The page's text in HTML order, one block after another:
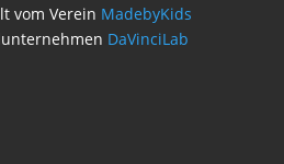
vom Verein MadebyKids
DaVinciLab